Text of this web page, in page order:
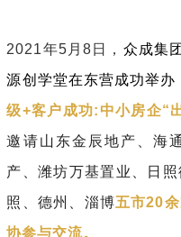
2021年5月8日， 众成集
源创学堂在东营成功举办
级+客户成功:中小房企“
邀请山东金辰地产、海
产、潍坊万基置业、日
照、德州、淄博五市20
协参与交流。